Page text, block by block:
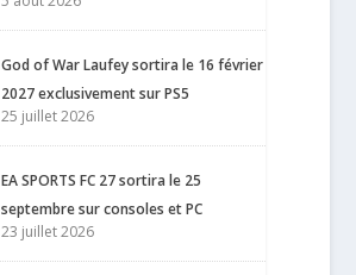
God of War Laufey sortira le 16 février
2027 exclusivement sur PS5
25 juillet 2026
EA SPORTS FC 27 sortira le 25
septembre sur consoles et PC
23 juillet 2026